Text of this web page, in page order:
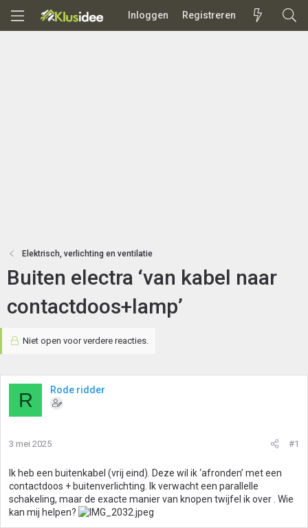
Inloggen Registreren
Elektrisch, verlichting en ventilatie
Buiten electra ‘van kabel naar
contactdoos+lamp’
Niet open voor verdere reacties.
R Rode ridder
3 mei 2025 #1
Ik heb een buitenkabel (vrij eind). Deze wil ik ‘afronden’ met een
contactdoos + buitenverlichting. Ik verwacht een parallelle
schakeling, maar de exacte manier van knopen twijfel ik over . Wie
kan mij helpen?